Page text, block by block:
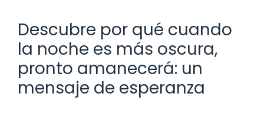
Descubre por qué cuando
la noche es más oscura,
pronto amanecerá: un
mensaje de esperanza